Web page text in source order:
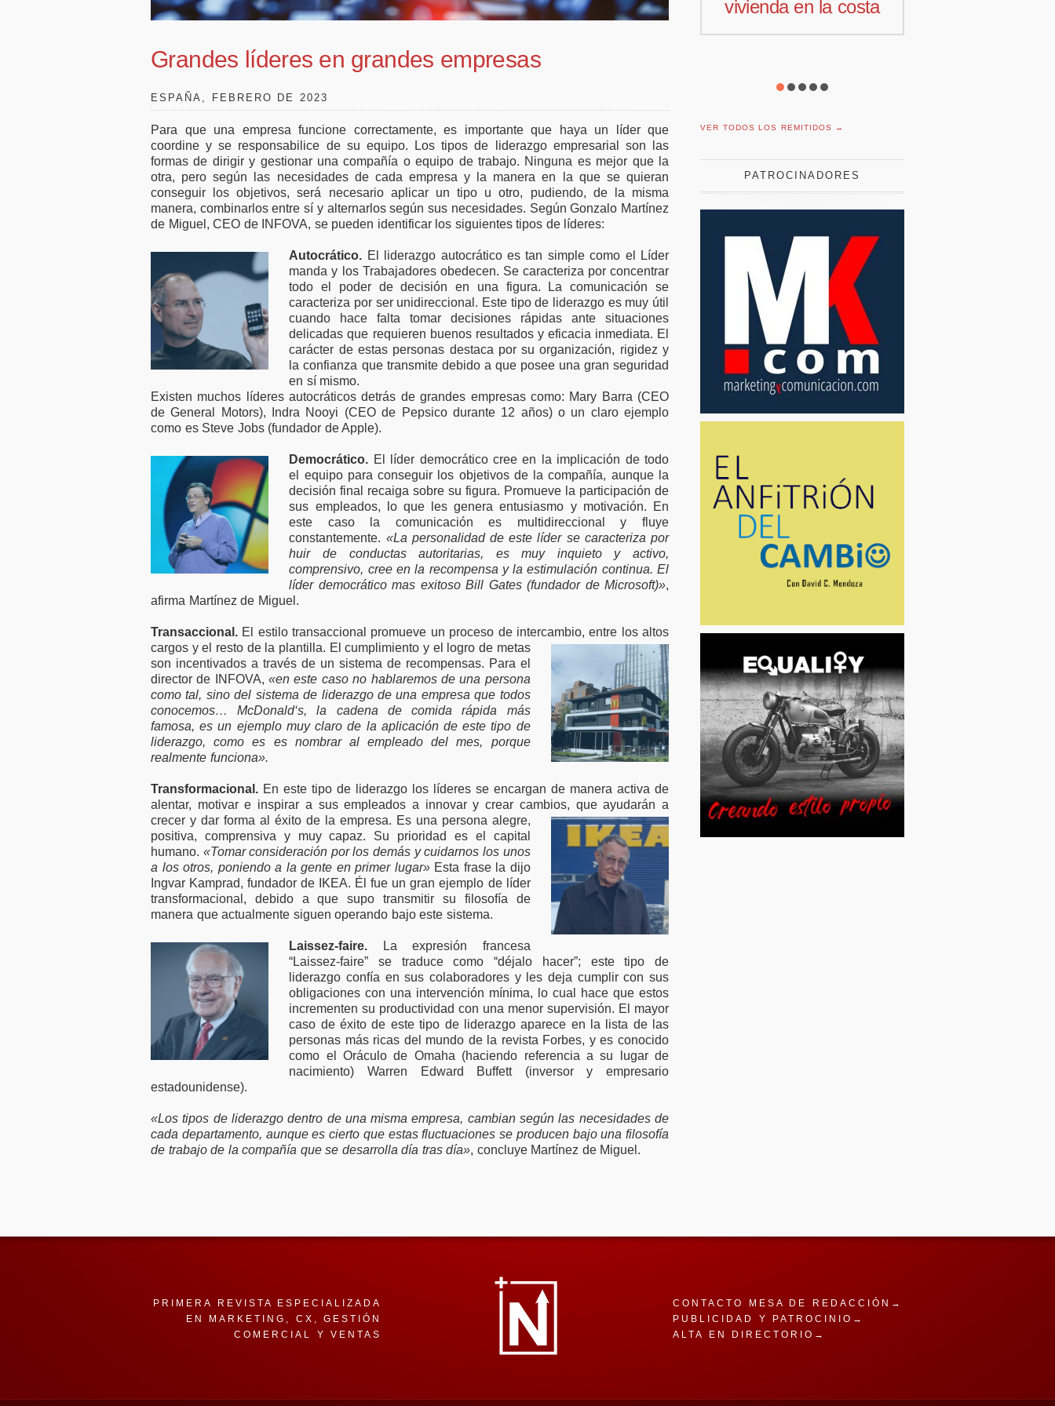
Grandes líderes en grandes empresas
ESPAÑA, FEBRERO DE 2023
Para que una empresa funcione correctamente, es importante que haya un líder que
coordine y se responsabilice de su equipo. Los tipos de liderazgo empresarial son las
formas de dirigir y gestionar una compañía o equipo de trabajo. Ninguna es mejor que la
otra, pero según las necesidades de cada empresa y la manera en la que se quieran
conseguir los objetivos, será necesario aplicar un tipo u otro, pudiendo, de la misma
manera, combinarlos entre sí y alternarlos según sus necesidades. Según Gonzalo Martínez
de Miguel, CEO de INFOVA, se pueden identificar los siguientes tipos de líderes:
Autocrático. El liderazgo autocrático es tan simple como el Líder
manda y los Trabajadores obedecen. Se caracteriza por concentrar
todo el poder de decisión en una figura. La comunicación se
caracteriza por ser unidireccional. Este tipo de liderazgo es muy útil
cuando hace falta tomar decisiones rápidas ante situaciones
delicadas que requieren buenos resultados y eficacia inmediata. El
carácter de estas personas destaca por su organización, rigidez y
la confianza que transmite debido a que posee una gran seguridad
en sí mismo.
Existen muchos líderes autocráticos detrás de grandes empresas como: Mary Barra (CEO
de General Motors), Indra Nooyi (CEO de Pepsico durante 12 años) o un claro ejemplo
como es Steve Jobs (fundador de Apple).
Democrático. El líder democrático cree en la implicación de todo
el equipo para conseguir los objetivos de la compañía, aunque la
decisión final recaiga sobre su figura. Promueve la participación de
sus empleados, lo que les genera entusiasmo y motivación. En
este caso la comunicación es multidireccional y fluye
constantemente. «La personalidad de este líder se caracteriza por
huir de conductas autoritarias, es muy inquieto y activo,
comprensivo, cree en la recompensa y la estimulación continua. El
líder democrático mas exitoso Bill Gates (fundador de Microsoft)»,
afirma Martínez de Miguel.
Transaccional. El estilo transaccional promueve un proceso de intercambio, entre los altos
cargos y el resto de la plantilla. El cumplimiento y el
logro de metas
son incentivados a través de un sistema de recompensas. Para el
director de INFOVA,«en este caso no hablaremos de una persona
como tal, sino del sistema de liderazgo de una empresa que todos
conocemos… McDonald‘s, la cadena de comida rápida más
famosa, es un ejemplo muy claro de la aplicación de este tipo de
liderazgo, como es es nombrar al empleado del mes, porque
realmente funciona».
Transformacional. En este tipo de liderazgo los líderes se encargan de manera activa de
alentar, motivar e inspirar a sus empleados a innovar y crear cambios, queayudarán a
crecer y dar forma al éxito de la empresa. Es una persona alegre,
positiva, comprensiva y muy capaz. Su prioridad es el capital
humano. «Tomar consideración por los demás y cuidarnos los unos
a los otros, poniendo a la gente en primer lugar»Esta frase la dijo
Ingvar Kamprad, fundador de IKEA. Él fue un gran ejemplo de líder
transformacional, debido a que supo transmitir su filosofía de
manera que actualmente siguen operando bajo este sistema.
Laissez-faire. La expresión francesa
“Laissez-faire” se traduce como “déjalo hacer”; este tipo de
liderazgo confía en sus colaboradores y les deja cumplir con sus
obligaciones con una intervención mínima, lo cual hace que estos
incrementen su productividad con una menor supervisión. El mayor
caso de éxito de este tipo de liderazgo aparece en la lista de las
personas más ricas del mundo de la revista Forbes, y es conocido
como el Oráculo de Omaha (haciendo referencia a su lugar de
nacimiento) Warren Edward Buffett (inversor y empresario
estadounidense).
«Los tipos de liderazgo dentro de una misma empresa, cambian según las necesidades de
cada departamento, aunque es cierto que estas fluctuaciones se producen bajo una filosofía
de trabajo de la compañía que se desarrolla día tras día», concluye Martínez de Miguel.
50.000 millones en
empresas y pymes
favor de ampliar el
vivienda en la costa
comercial para
Offcoustic Iberia
VER TODOS LOS REMITIDOS →
PATROCINADORES
PRIMERA REVISTA ESPECIALIZADA
EN MARKETING, CX, GESTIÓN
COMERCIAL Y VENTAS
CONTACTO MESA DE REDACCIÓN→
PUBLICIDAD Y PATROCINIO→
ALTA EN DIRECTORIO→